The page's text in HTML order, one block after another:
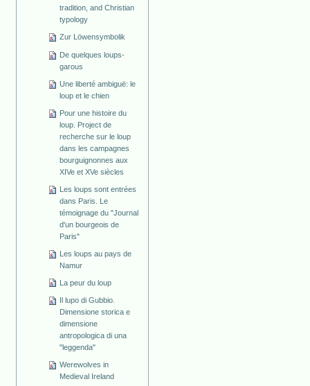
tradition, and Christian
typology
Zur Löwensymbolik
De quelques loups-
garous
Une liberté ambiguë: le
loup et le chien
Pour une histoire du
loup. Project de
recherche sur le loup
dans les campagnes
bourguignonnes aux
XIVe et XVe siècles
Les loups sont entrées
dans Paris. Le
témoignage du "Journal
d'un bourgeois de
Paris"
Les loups au pays de
Namur
La peur du loup
Il lupo di Gubbio.
Dimensione storica e
dimensione
antropologica di una
"leggenda"
Werewolves in
Medieval Ireland